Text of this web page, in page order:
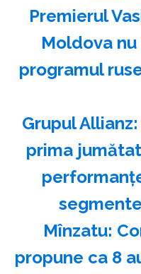
Premierul
Moldova
programul
Grupul
prima
Mînzatu:
propune ca 8